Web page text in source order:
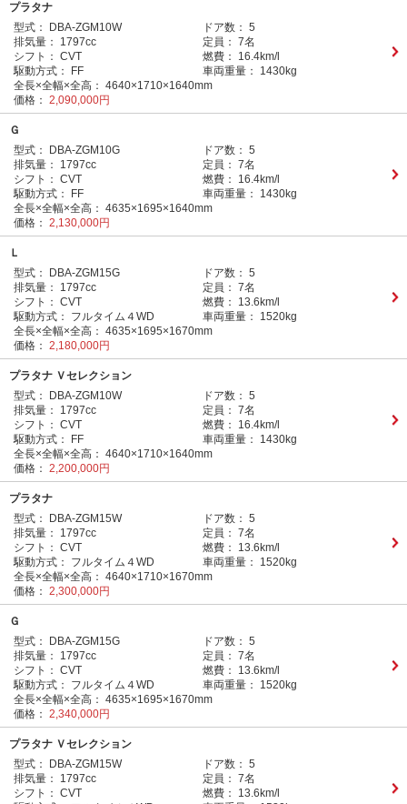
プラタナ
型式：
DBA-ZGM10W ドア数： 5
排気量：
1797cc 定員： 7名
シフト： CVT 燃費：
16.4km/l
駆動方式：
FF 車両重量：
1430kg
全長×全幅×全高： 4640×1710×1640mm
価格： 2,090,000円
Ｇ
型式：
DBA-ZGM10G ドア数： 5
排気量：
1797cc 定員： 7名
シフト： CVT 燃費：
16.4km/l
駆動方式：
FF 車両重量：
1430kg
全長×全幅×全高： 4635×1695×1640mm
価格： 2,130,000円
Ｌ
型式：
DBA-ZGM15G ドア数： 5
排気量：
1797cc 定員： 7名
シフト： CVT 燃費：
13.6km/l
駆動方式：
フルタイム４WD 車両重量：
1520kg
全長×全幅×全高： 4635×1695×1670mm
価格： 2,180,000円
プラタナ Ｖセレクション
型式：
DBA-ZGM10W ドア数： 5
排気量：
1797cc 定員： 7名
シフト： CVT 燃費：
16.4km/l
駆動方式：
FF 車両重量：
1430kg
全長×全幅×全高： 4640×1710×1640mm
価格： 2,200,000円
プラタナ
型式：
DBA-ZGM15W ドア数： 5
排気量：
1797cc 定員： 7名
シフト： CVT 燃費：
13.6km/l
駆動方式：
フルタイム４WD 車両重量：
1520kg
全長×全幅×全高： 4640×1710×1670mm
価格： 2,300,000円
Ｇ
型式：
DBA-ZGM15G ドア数： 5
排気量：
1797cc 定員： 7名
シフト： CVT 燃費：
13.6km/l
駆動方式：
フルタイム４WD 車両重量：
1520kg
全長×全幅×全高： 4635×1695×1670mm
価格： 2,340,000円
プラタナ Ｖセレクション
型式：
DBA-ZGM15W ドア数： 5
排気量：
1797cc 定員： 7名
シフト： CVT 燃費：
13.6km/l